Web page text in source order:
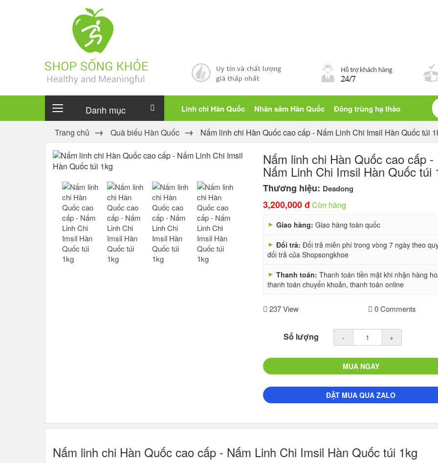
Danh mục Linh chi Hàn Quốc Nhân sâm Hàn Quốc Đông trùng hạ thảo
Trang chủ Quà biếu Hàn Quốc Nấm linh chi Hàn Quốc cao cấp - Nấm Linh Chi Imsil Hàn Quốc túi
Nấm linh chi Hàn Quốc cao cấp -
Nấm Linh Chi Imsil Hàn Quốc túi
Thương hiệu: Deadong
3,200,000 đCòn hàng
► Giao hàng:Giao hàng toàn quốc
► Đổi trả:Đổi trả miễn phí trong vòng 7 ngày theo
đổi trả của Shopsongkhoe
► Thanh toán:Thanh toán tiền mặt khi nhận hàng
thanh toán chuyển khoản, thanh toán online
237 View 0 Comments
Số lượng - +
MUA NGAY
ĐẶT MUA QUA ZALO
Nấm linh chi Hàn Quốc cao cấp - Nấm Linh Chi Imsil Hàn Quốc túi 1kg